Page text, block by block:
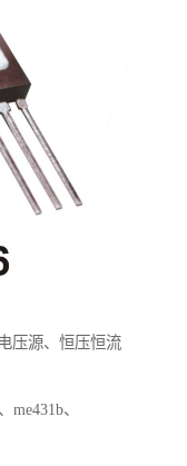
压源、恒压恒流
、